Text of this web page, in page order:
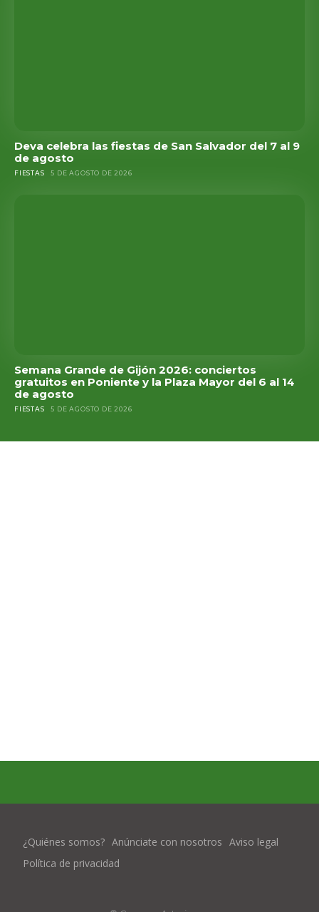
Deva celebra las fiestas de San Salvador del 7 al 9
de agosto
FIESTAS 5 DE AGOSTO DE 2026
Semana Grande de Gijón 2026: conciertos
gratuitos en Poniente y la Plaza Mayor del 6 al 14
de agosto
FIESTAS 5 DE AGOSTO DE 2026
¿Quiénes somos? Anúnciate con nosotros Aviso legal
Política de privacidad